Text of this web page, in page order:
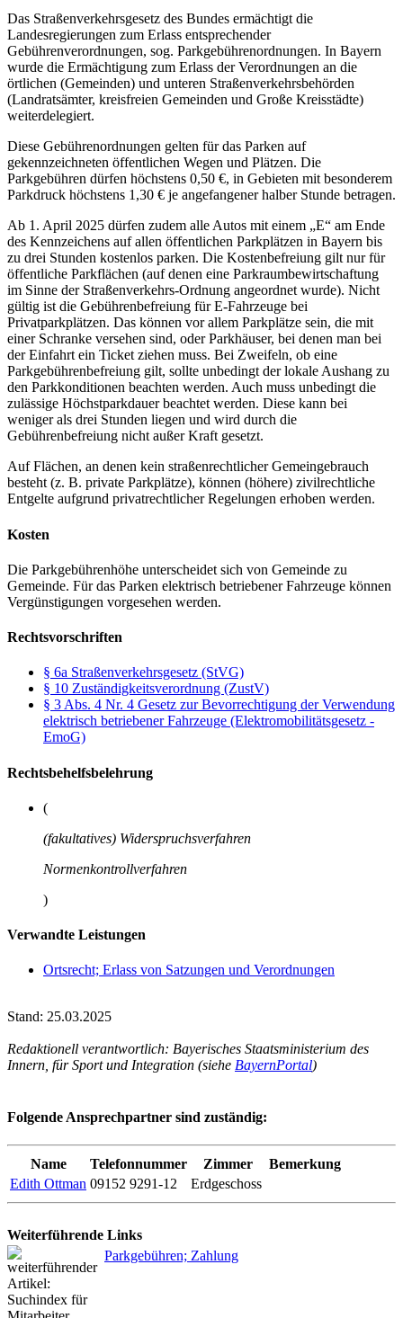
Das Straßenverkehrsgesetz des Bundes ermächtigt die
Landesregierungen zum Erlass entsprechender
Gebührenverordnungen, sog. Parkgebührenordnungen. In Bayern
wurde die Ermächtigung zum Erlass der Verordnungen an die
örtlichen (Gemeinden) und unteren Straßenverkehrsbehörden
(Landratsämter, kreisfreien Gemeinden und Große Kreisstädte)
weiterdelegiert.
Diese Gebührenordnungen gelten für das Parken auf
gekennzeichneten öffentlichen Wegen und Plätzen. Die
Parkgebühren dürfen höchstens 0,50 €, in Gebieten mit besonderem
Parkdruck höchstens 1,30 € je angefangener halber Stunde betragen.
Ab 1. April 2025 dürfen zudem alle Autos mit einem „E“ am Ende
des Kennzeichens auf allen öffentlichen Parkplätzen in Bayern bis
zu drei Stunden kostenlos parken. Die Kostenbefreiung gilt nur für
öffentliche Parkflächen (auf denen eine Parkraumbewirtschaftung
im Sinne der Straßenverkehrs-Ordnung angeordnet wurde). Nicht
gültig ist die Gebührenbefreiung für E-Fahrzeuge bei
Privatparkplätzen. Das können vor allem Parkplätze sein, die mit
einer Schranke versehen sind, oder Parkhäuser, bei denen man bei
der Einfahrt ein Ticket ziehen muss. Bei Zweifeln, ob eine
Parkgebührenbefreiung gilt, sollte unbedingt der lokale Aushang zu
den Parkkonditionen beachten werden. Auch muss unbedingt die
zulässige Höchstparkdauer beachtet werden. Diese kann bei
weniger als drei Stunden liegen und wird durch die
Gebührenbefreiung nicht außer Kraft gesetzt.
Auf Flächen, an denen kein straßenrechtlicher Gemeingebrauch
besteht (z. B. private Parkplätze), können (höhere) zivilrechtliche
Entgelte aufgrund privatrechtlicher Regelungen erhoben werden.
Kosten
Die Parkgebührenhöhe unterscheidet sich von Gemeinde zu
Gemeinde. Für das Parken elektrisch betriebener Fahrzeuge können
Vergünstigungen vorgesehen werden.
Rechtsvorschriften
§ 6a Straßenverkehrsgesetz (StVG)
§ 10 Zuständigkeitsverordnung (ZustV)
§ 3 Abs. 4 Nr. 4 Gesetz zur Bevorrechtigung der Verwendung
elektrisch betriebener Fahrzeuge (Elektromobilitätsgesetz -
EmoG)
Rechtsbehelfsbelehrung
(
(fakultatives) Widerspruchsverfahren
Normenkontrollverfahren
)
Verwandte Leistungen
Ortsrecht; Erlass von Satzungen und Verordnungen
Stand: 25.03.2025
Redaktionell verantwortlich: Bayerisches Staatsministerium des
Innern, für Sport und Integration (siehe BayernPortal)
Folgende Ansprechpartner sind zuständig:
Name Telefonnummer Zimmer
Bemerkung
Edith Ottman 09152 9291-12 Erdgeschoss
Weiterführende Links
Parkgebühren; Zahlung